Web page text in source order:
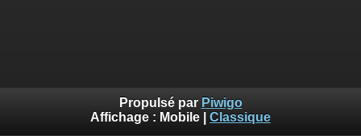
Propulsé par Piwigo
Affichage : Mobile Classique